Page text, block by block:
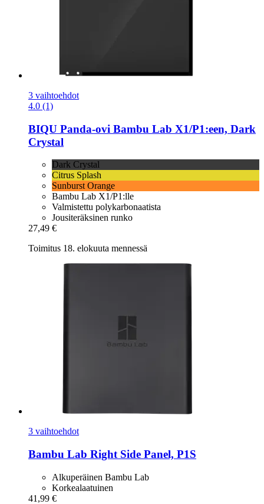
3 vaihtoehdot
4.0 (1)
BIQU Panda-​ovi Bambu Lab X1/P1:een, Dark
Crystal
Dark Crystal
Citrus Splash
Sunburst Orange
Bambu Lab X1/P1:lle
Valmistettu polykarbonaatista
Jousiteräksinen runko
27,49 €
Toimitus 18. elokuuta mennessä
3 vaihtoehdot
Bambu Lab Right Side Panel, P1S
Alkuperäinen Bambu Lab
Korkealaatuinen
41,99 €